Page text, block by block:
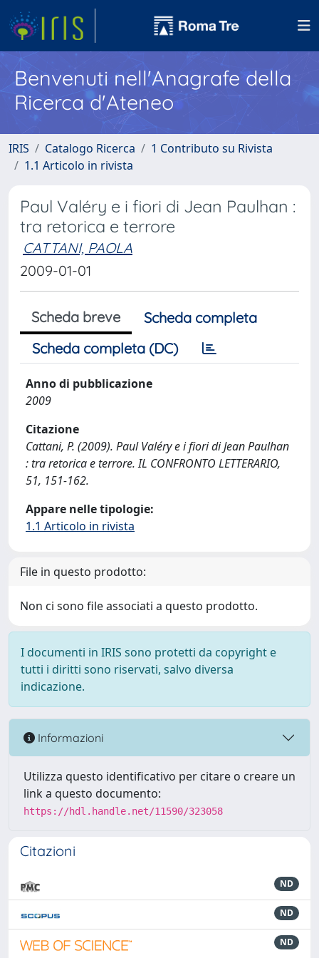
Benvenuti nell'Anagrafe della
Ricerca d'Ateneo
IRIS Catalogo Ricerca
1 Contributo su Rivista
1.1 Articolo in rivista
Paul Valéry e i fiori di Jean Paulhan :
tra retorica e terrore
CATTANI, PAOLA
2009-01-01
Scheda breve
Scheda completa
Scheda completa (DC)
Anno di pubblicazione
2009
Citazione
Cattani, P. (2009). Paul Valéry e i fiori di Jean Paulhan
: tra retorica e terrore. IL CONFRONTO LETTERARIO,
51, 151-162.
Appare nelle tipologie:
1.1 Articolo in rivista
File in questo prodotto:
Non ci sono file associati a questo prodotto.
I documenti in IRIS sono protetti da copyright e
tutti i diritti sono riservati, salvo diversa
indicazione.
Informazioni
Utilizza questo identificativo per citare o creare un
link a questo documento:
https://hdl.handle.net/11590/323058
Citazioni
ND
ND
ND